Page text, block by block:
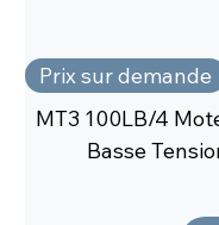
Prix sur demande
MT3 100LB/4
Basse